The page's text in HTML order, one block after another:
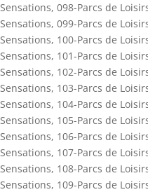
Sensations, 098-Parcs de
Sensations, 099-Parcs de
Sensations, 100-Parcs de
Sensations, 101-Parcs de
Sensations, 102-Parcs de
Sensations, 103-Parcs de
Sensations, 104-Parcs de
Sensations, 105-Parcs de
Sensations, 106-Parcs de
Sensations, 107-Parcs de
Sensations, 108-Parcs de
Sensations, 109-Parcs de